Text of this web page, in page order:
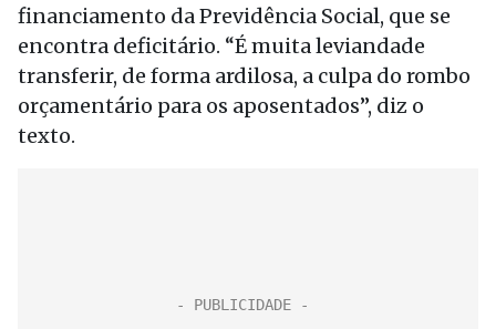
financiamento da Previdência Social, que se
encontra deficitário. “É muita leviandade
transferir, de forma ardilosa, a culpa do rombo
orçamentário para os aposentados”, diz o
texto.